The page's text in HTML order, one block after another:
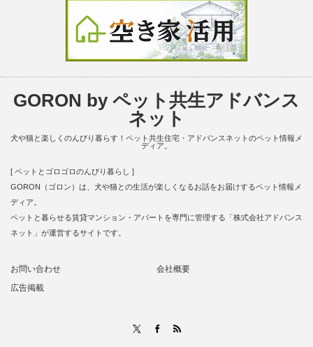
GORON by ペット共生アドバンス
ネット
犬や猫と楽しくのんびり暮らす！ペット共生住宅・アドバンスネットのペット情報メ
ディア。
[ ペットとゴロゴロのんびり暮らし ]
GORON（ゴロン）は、犬や猫との生活が楽しくなるお話をお届けするペット情報メ
ディア。
ペットと暮らせる賃貸マンション・アパートを専門に管理する「株式会社アドバンス
ネット」が運営するサイトです。
お問い合わせ
会社概要
広告掲載
Facebook